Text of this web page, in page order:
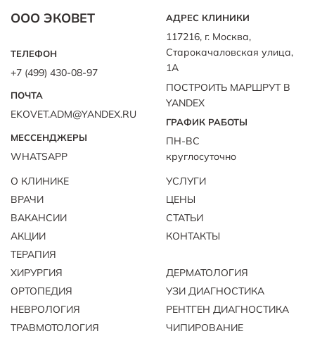
ООО ЭКОВЕТ
ТЕЛЕФОН
+7 (499) 430-08-97
ПОЧТА
EKOVET.ADM@YANDEX.RU
МЕССЕНДЖЕРЫ
WHATSAPP
АДРЕС КЛИНИКИ
117216, г. Москва,
Старокачаловская улица,
1А
ПОСТРОИТЬ МАРШРУТ В
YANDEX
ГРАФИК РАБОТЫ
ПН-ВС
круглосуточно
О КЛИНИКЕ
ВРАЧИ
ВАКАНСИИ
АКЦИИ
ТЕРАПИЯ
ХИРУРГИЯ
ОРТОПЕДИЯ
НЕВРОЛОГИЯ
ТРАВМОТОЛОГИЯ
УСЛУГИ
ЦЕНЫ
СТАТЬИ
КОНТАКТЫ
ДЕРМАТОЛОГИЯ
УЗИ ДИАГНОСТИКА
РЕНТГЕН ДИАГНОСТИКА
ЧИПИРОВАНИЕ